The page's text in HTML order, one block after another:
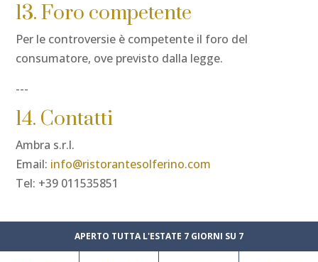
13. Foro competente
Per le controversie è competente il foro del
consumatore, ove previsto dalla legge.
---
14. Contatti
Ambra s.r.l.
Email: info@ristorantesolferino.com
Tel: +39 011535851
APERTO TUTTA L'ESTATE 7 GIORNI SU 7